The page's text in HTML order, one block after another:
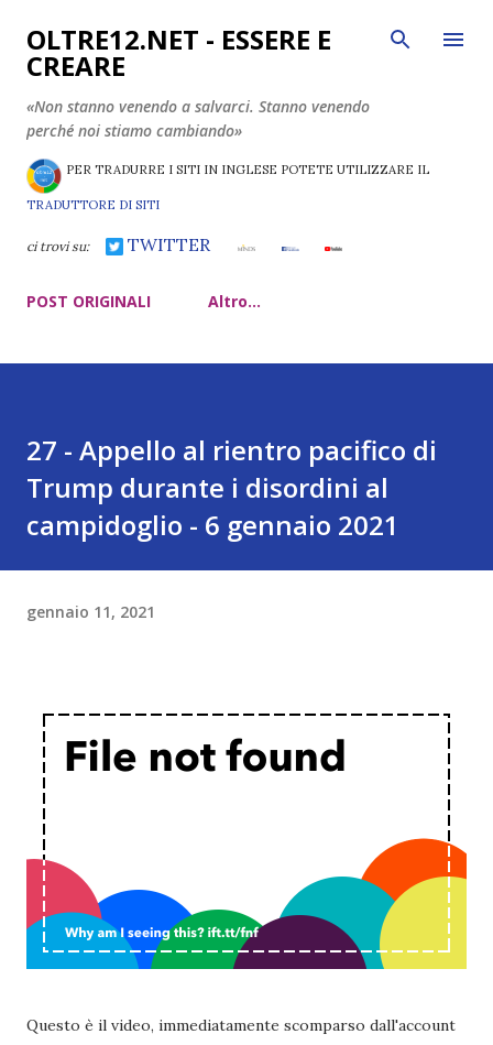
Passa ai contenuti principali
OLTRE12.NET - ESSERE E
CREARE
«Non stanno venendo a salvarci. Stanno venendo
perché noi stiamo cambiando»
PER TRADURRE I SITI IN INGLESE POTETE UTILIZZARE IL
TRADUTTORE DI SITI
ci trovi su: TWITTER
POST ORIGINALI Altro…
27 - Appello al rientro pacifico di
Trump durante i disordini al
campidoglio - 6 gennaio 2021
gennaio 11, 2021
Questo è il video, immediatamente scomparso dall'account